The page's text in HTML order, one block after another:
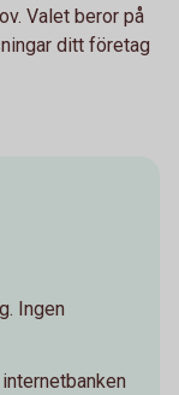
Valet beror på
ditt företag
Ingen